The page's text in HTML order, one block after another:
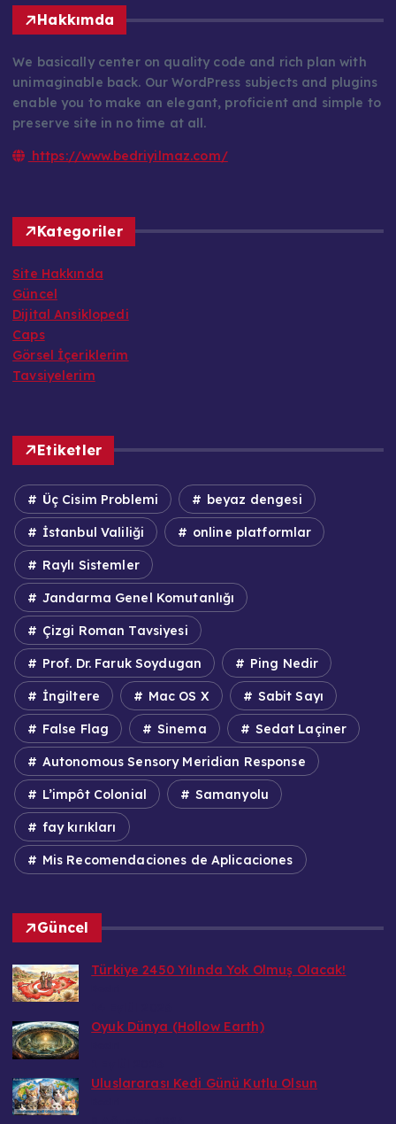
Hakkımda
We basically center on quality code and rich plan with
unimaginable back. Our WordPress subjects and plugins
enable you to make an elegant, proficient and simple to
Kategoriler
Site Hakkında
Güncel
Dijital Ansiklopedi
Caps
Görsel İçeriklerim
Etiketler
Üç Cisim Problemi beyaz dengesi
İstanbul Valiliği online platformlar
Raylı Sistemler
Jandarma Genel Komutanlığı
Çizgi Roman Tavsiyesi
Prof. Dr. Faruk Soydugan Ping Nedir
İngiltere Mac OS X Sabit Sayı
False Flag Sinema Sedat Laçiner
Autonomous Sensory Meridian Response
L’impôt Colonial Samanyolu
fay kırıkları
Mis Recomendaciones de Aplicaciones
Güncel
14 Eylül 2026
1 Eylül 2026